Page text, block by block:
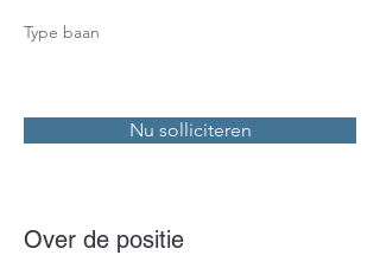
Type baan
Nu solliciteren
Over de positie